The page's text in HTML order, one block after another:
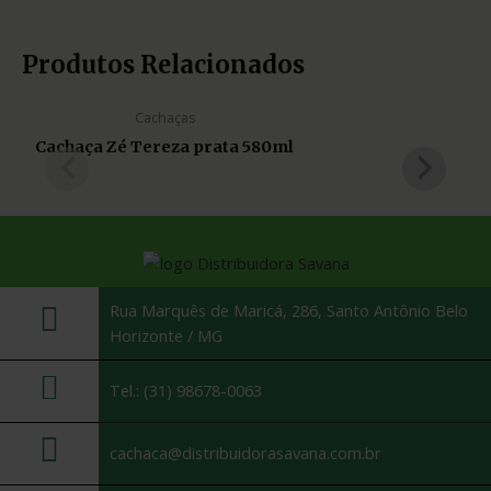
Produtos Relacionados
Cachaças
Cachaça Zé Tereza prata 580ml
Rua Marquês de Maricá, 286, Santo Antônio Belo
Horizonte / MG
Tel.: (31) 98678-0063
cachaca@distribuidorasavana.com.br